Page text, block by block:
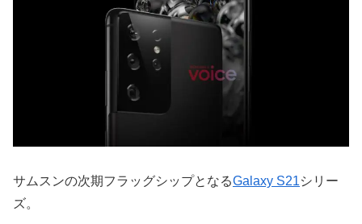
サムスンの次期フラッグシップとなるGalaxy S21シリー
ズ。